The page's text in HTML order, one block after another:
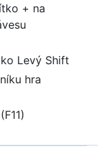
+ na
Levý Shift
hra